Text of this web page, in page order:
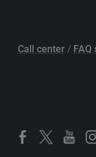
Call center / FAQ